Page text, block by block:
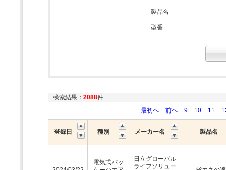
製品名
型番
検索結果： 2088件
最初へ
前へ 9 10 11
登録日 種別 メーカー名 製品名
電気式パッ
日立グローバル
ライフソリュー